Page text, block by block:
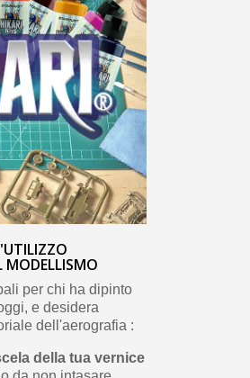
MODELLISMO
per chi ha dipinto
e desidera
dell'aerografia :
della tua vernice